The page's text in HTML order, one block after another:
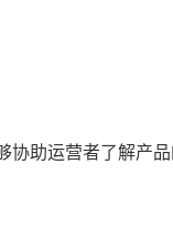
协助运营者了解产